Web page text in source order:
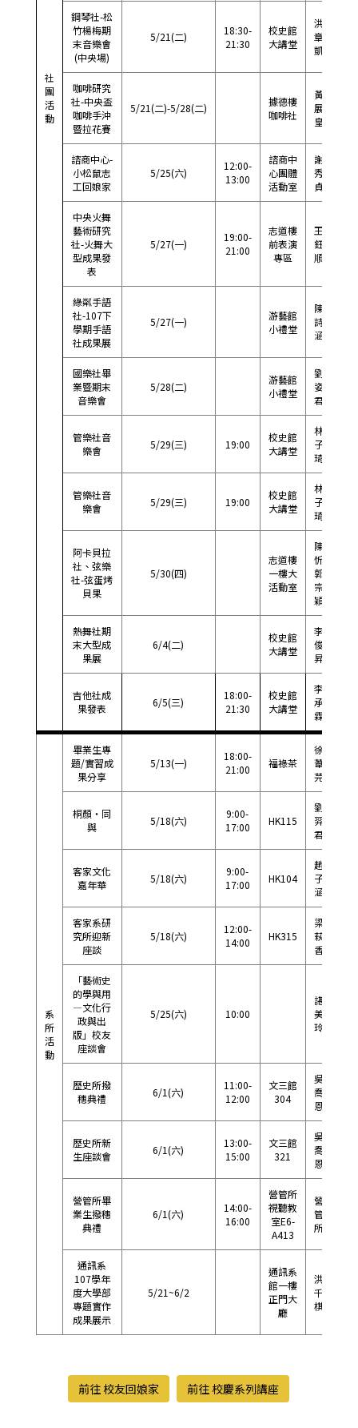
社
團
活
動
鋼琴社-松
竹楊梅期
末音樂會
(中央場)
5/21(二)
18:30-
21:30
校史館
大講堂
洪
章
凱
咖啡研究
社-中央盃
咖啡手沖
暨拉花賽
5/21(二)-5/28(二)
據德樓
咖啡社
黃
展
皇
諮商中心-
小松鼠志
工回娘家
5/25(六)
12:00-
13:00
諮商中
心團體
活動室
謝
秀
貞
中央火舞
藝術研究
社-火舞大
型成果發
表
5/27(一)
19:00-
21:00
志道樓
前表演
專區
王
鈺
順
綠粼手語
社-107下
學期手語
社成果展
5/27(一)
游藝館
小禮堂
陳
詩
涵
國樂社畢
業暨期末
音樂會
5/28(二)
游藝館
小禮堂
劉
姿
君
管樂社音
樂會
5/29(三) 19:00
校史館
大講堂
林
子
琦
管樂社音
樂會
5/29(三) 19:00
校史館
大講堂
林
子
琦
阿卡貝拉
社、弦樂
社-弦蛋烤
貝果
5/30(四)
志道樓
一樓大
活動室
陳
忻
郭
宗
穎
熱舞社期
末大型成
果展
6/4(二)
校史館
大講堂
李
俊
昇
吉他社成
果發表
6/5(三)
18:00-
21:30
校史館
大講堂
李
承
霖
系
所
活
動
畢業生專
題/實習成
果分享
5/13(一)
18:00-
21:00
福祿茶
徐
葦
芫
桐顏‧同
與
5/18(六)
9:00-
17:00
HK115
劉
羿
君
客家文化
嘉年華
5/18(六)
9:00-
17:00
HK104
趙
子
涵
客家系研
究所迎新
座談
5/18(六)
12:00-
14:00
HK315
梁
萩
香
「藝術史
的學與用
—文化行
政與出
版」校友
座談會
5/25(六) 10:00
諶
美
玲
歷史所撥
穗典禮
6/1(六)
11:00-
12:00
文三館
304
吳
喬
恩
歷史所新
生座談會
6/1(六)
13:00-
15:00
文三館
321
吳
喬
恩
營管所畢
業生撥穗
典禮
6/1(六)
14:00-
16:00
營管所
視聽教
室E6-
A413
營
管
所
通訊系
107學年
度大學部
專題實作
成果展示
5/21~6/2
通訊系
館一樓
正門大
廳
洪
千
棋
前往 校友回娘家 前往 校慶系列講座